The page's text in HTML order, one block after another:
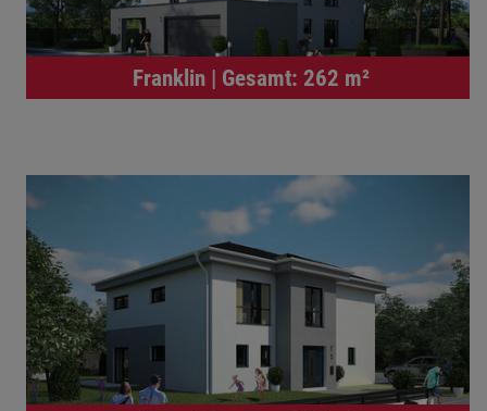
Franklin | Gesamt: 262 m²